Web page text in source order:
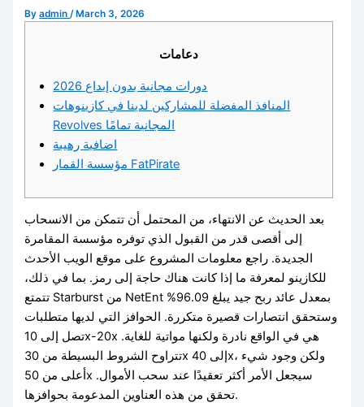
Byadmin/March 3, 2026
دعامات
دورات مجانية بدون إيداع 2026
المنافذ المفضلة للمشاركين لدينا في كازينوهات
Revolves المجانية تمامًا
اضافية رهيبة
مؤسسة القمار FatPirate
بعد الحديث عن الانتهاء، من المحتمل أن تتمكن من الانسحاب
إلى أقصى قدر من القبول الذي توفره مؤسسة المقامرة
الجديدة. راجع معلومات المشروع على موقع الويب الأحدث
للكازينو لمعرفة ما إذا كانت هناك حاجة إلى رمز. بما في ذلك،
تتمتع Starburst من NetEnt بمعدل عائد ربح جيد يبلغ 96.09%
وستحقق انتصارات قصيرة متكررة. الحوافز التي لديها متطلبات
تصل إلى 10x-20x هي في الواقع نادرة ولكنها مواتية للغاية.
تتراوح الشروط البسيطة من 30x إلى 40x، ولكن وجود شيء
أعلى من 50x سيجعل الأمر أكثر تعقيدًا عند سحب الأموال.
تحقق من هذه العناوين المدعومة بحوافزها.